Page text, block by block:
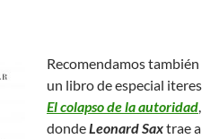
Recomendamos también
un libro de especial iteres
El colapso de la autoridad,
dondeLeonard Saxtrae a